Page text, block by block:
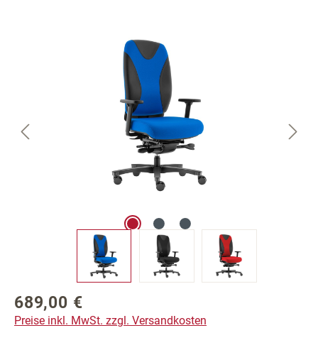
Bildergalerie überspringen
Regulärer Preis:
689,00 €
Preise inkl. MwSt. zzgl. Versandkosten